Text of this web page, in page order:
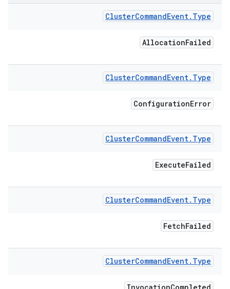
ClusterCommandEvent. Type
AllocationFailed
ClusterCommandEvent. Type
ConfigurationError
ClusterCommandEvent. Type
ExecuteFailed
ClusterCommandEvent. Type
FetchFailed
ClusterCommandEvent. Type